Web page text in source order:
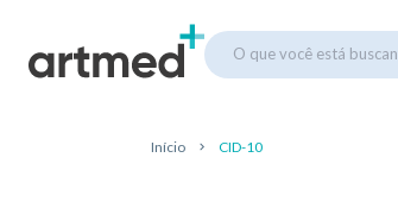
O que você está
Início CID-10